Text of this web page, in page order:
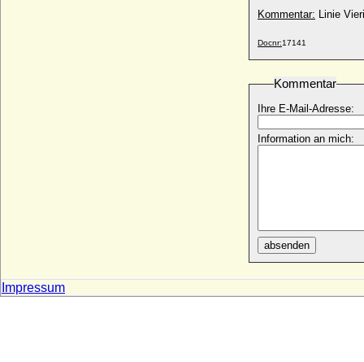
Kommentar: Linie
Docnr:17141
Kommentar
Ihre E-Mail-Adresse:
Information an mich:
absenden
Impressum